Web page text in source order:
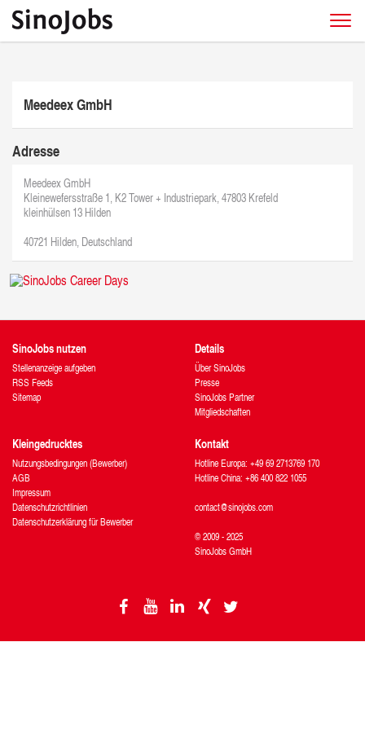
Meedeex GmbH
Adresse
Meedeex GmbH
Kleinewefersstraße 1, K2 Tower + Industriepark, 47803 Krefeld
kleinhülsen 13 Hilden
40721 Hilden, Deutschland
SinoJobs nutzen
Stellenanzeige aufgeben
RSS Feeds
Sitemap
Details
Über SinoJobs
Presse
SinoJobs Partner
Mitgliedschaften
Kleingedrucktes
Nutzungsbedingungen (Bewerber)
AGB
Impressum
Datenschutzrichtlinien
Datenschutzerklärung für Bewerber
Kontakt
Hotline Europa: +49 69 2713769 170
Hotline China: +86 400 822 1055
contact@sinojobs.com
© 2009 - 2025
SinoJobs GmbH